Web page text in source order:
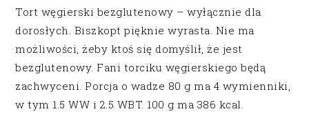
Tort węgierski bezglutenowy – wyłącznie dla
dorosłych. Biszkopt pięknie wyrasta. Nie ma
możliwości, żeby ktoś się domyślił, że jest
bezglutenowy. Fani torciku węgierskiego będą
zachwyceni. Porcja o wadze 80 g ma 4 wymienniki,
w tym 1.5 WW i 2.5 WBT. 100 g ma 386 kcal.